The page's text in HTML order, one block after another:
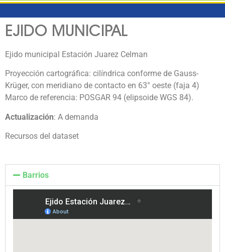
EJIDO MUNICIPAL
Ejido municipal Estación Juarez Celman
Proyección cartográfica: cilíndrica conforme de Gauss-
Krüger, con meridiano de contacto en 63° oeste (faja 4)
Marco de referencia: POSGAR 94 (elipsoide WGS 84).
Actualización: A demanda
Recursos del dataset
Barrios